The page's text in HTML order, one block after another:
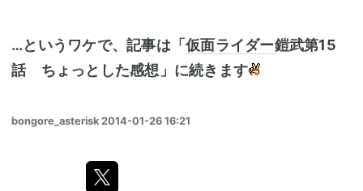
…というワケで、記事は「 仮面ライダー鎧武第15
話 ちょっとした感想」に続きます
bongore_asterisk 2014-01-26 16:21